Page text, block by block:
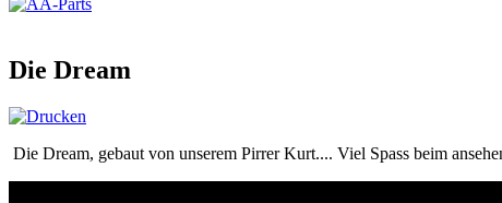
Die Dream
Die Dream, gebaut von unserem Pirrer Kurt.... Viel Spass beim